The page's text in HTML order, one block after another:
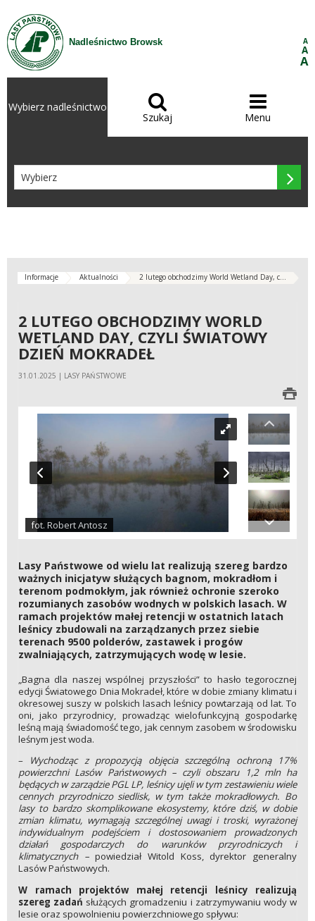
Przejdź do treści
Nadleśnictwo Browsk A
A
A
Wybierz nadleśnictwo 
Szukaj

Menu

Informacje Aktualności 2 lutego obchodzimy World Wetland Day, c...
2 LUTEGO OBCHODZIMY WORLD
WETLAND DAY, CZYLI ŚWIATOWY
DZIEŃ MOKRADEŁ
31.01.2025 | LASY PAŃSTWOWE
fot. Robert Antosz
Lasy Państwowe od wielu lat realizują szereg bardzo
ważnych inicjatyw służących bagnom, mokradłom i
terenom podmokłym, jak również ochronie szeroko
rozumianych zasobów wodnych w polskich lasach. W
ramach projektów małej retencji w ostatnich latach
leśnicy zbudowali na zarządzanych przez siebie
terenach 9500 polderów, zastawek i progów
zwalniających, zatrzymujących wodę w lesie.
„Bagna dla naszej wspólnej przyszłości” to hasło tegorocznej
edycji Światowego Dnia Mokradeł, które w dobie zmiany klimatu i
okresowej suszy w polskich lasach leśnicy powtarzają od lat. To
oni, jako przyrodnicy, prowadząc wielofunkcyjną gospodarkę
leśną mają świadomość tego, jak cennym zasobem w środowisku
leśnym jest woda.
– Wychodząc z propozycją objęcia szczególną ochroną 17%
powierzchni Lasów Państwowych – czyli obszaru 1,2 mln ha
będących w zarządzie PGL LP, leśnicy ujęli w tym zestawieniu wiele
cennych przyrodniczo siedlisk, w tym także mokradłowych. Bo
lasy to bardzo skomplikowane ekosystemy, które dziś, w dobie
zmian klimatu, wymagają szczególnej uwagi i troski, wyrażonej
indywidualnym podejściem i dostosowaniem prowadzonych
działań gospodarczych do warunków przyrodniczych i
klimatycznych –powiedział Witold Koss, dyrektor generalny
Lasów Państwowych.
W ramach projektów małej retencji leśnicy realizują
szereg zadań służących gromadzeniu i zatrzymywaniu wody w
lesie oraz spowolnieniu powierzchniowego spływu: